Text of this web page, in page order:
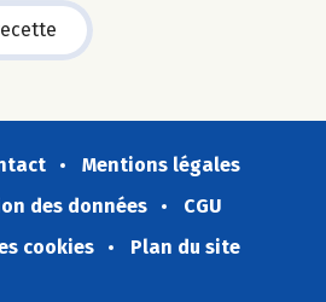
Mentions légales
des données
CGU
cookies
Plan du site